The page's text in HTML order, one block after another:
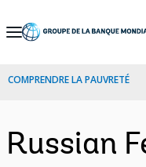
Skip
Navigation
COMPRENDRE LA PAUVRETÉ
Russian